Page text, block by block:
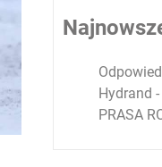
Hydrand
PRASA